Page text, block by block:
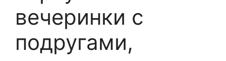
вечеринки с
подругами,